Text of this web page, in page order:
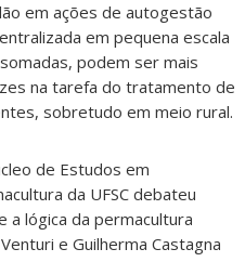
em ações de autogestão
em pequena escala
podem ser mais
na tarefa do tratamento de
sobretudo em meio rural.
de Estudos em
da UFSC debateu
a lógica da permacultura
e Guilherma Castagna